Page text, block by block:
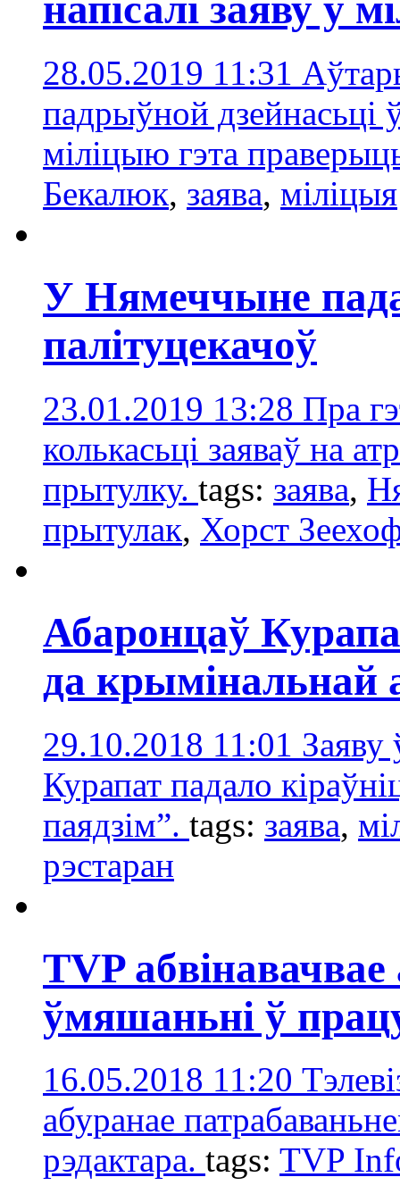
28.05.2019 11:31
падрыўной дзейнасьці
міліцыю гэта
Бекалюк, заявa, міліцыя
У Нямеччыне
палітуцекачоў
23.01.2019 13:28 Пра
колькасьці заяваў на
прытулку. tags: заявa,
прытулак, Хорст
Абаронцаў
да крымінальнай
29.10.2018 11:01 Заяву
Курапат падало
паядзім”. tags: заявa,
рэстаран
TVP
ўмяшаньні ў
16.05.2018 11:20
абуранае
рэдактара. tags: TVP